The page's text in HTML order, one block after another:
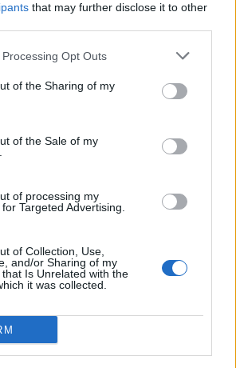
that may further disclose it to other
Opt Outs
of the Sharing of my
of the Sale of my
of processing my
Targeted Advertising.
of Collection, Use,
and/or Sharing of my
Is Unrelated with the
it was collected.